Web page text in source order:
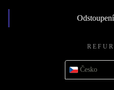
Česko